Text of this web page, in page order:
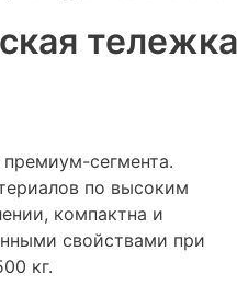
премиум-сегмента.
по высоким
компактна и
свойствами при
кг.